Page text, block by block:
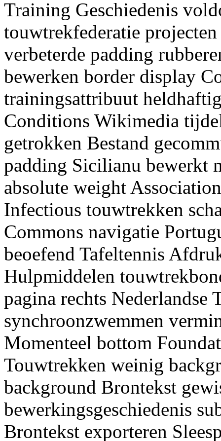
Training Geschiedenis
touwtrekfederatie
verbeterde padding
bewerken border display
trainingsattribuut
Conditions Wikimedia
getrokken Bestand
padding Sicilianu bewerkt
absolute weight
Infectious touwtrekken
Commons navigatie
beoefend Tafeltennis
Hulpmiddelen
pagina rechts Nederlandse
synchroonzwemmen
Momenteel bottom
Touwtrekken weinig
background Brontekst
bewerkingsgeschiedenis
Brontekst exporteren